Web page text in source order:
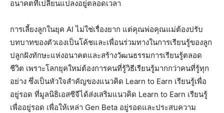
อนาคตที่เปลี่ยนแปลงอยู่ตลอดเวลา
การเลี้ยงลูกในยุค AI ไม่ใช่เรื่องยาก แต่คุณพ่อคุณแม่ต้องปรับ
บทบาทของตัวเองเป็นโค้ชและเพื่อนร่วมทางในการเรียนรู้ของลูก
ปลูกฝังทักษะแห่งอนาคตและสร้างวัฒนธรรมการเรียนรู้ตลอด
ชีวิต เพราะโลกยุคใหม่ต้องการคนที่รู้วิธีเรียนรู้มากกว่าคนที่รู้ทุก
อย่าง ซึ่งเป็นหัวใจสำคัญของแนวคิด Learn to Earn เรียนรู้เพื่อ
อยู่รอด ที่มูลนิธิเอสซีจีได้ส่งเสริมแนวคิด Learn to Earn เรียนรู้
เพื่ออยู่รอด เพื่อให้เหล่า Gen Beta อยู่รอดและประสบความ